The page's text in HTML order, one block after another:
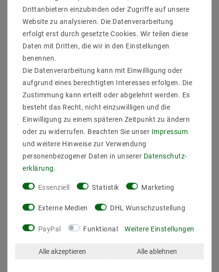
Baldachin 1-flammig
Nickel Ø 100 mm EC07
UVP 12,54 € 8,43 €
Artikel anzeigen
Lampensockel Chrom
EC426
UVP 10,99 € 5,96 €
Artikel anzeigen
Drittanbietern einzubinden oder Zugriffe auf unsere
Website zu analysieren. Die Datenverarbeitung
erfolgt erst durch gesetzte Cookies. Wir teilen diese
Daten mit Dritten, die wir in den Einstellungen
benennen.
Die Datenverarbeitung kann mit Einwilligung oder
aufgrund eines berechtigten Interesses erfolgen. Die
Zustimmung kann erteilt oder abgelehnt werden. Es
besteht das Recht, nicht einzuwilligen und die
Einwilligung zu einem späteren Zeitpunkt zu ändern
oder zu widerrufen. Beachten Sie unser Impressum
und weitere Hinweise zur Verwendung
personenbezogener Daten in unserer Daten­schutz­
erklärung
Essenziell Statistik Marketing
Externe Medien DHL Wunschzustellung
PayPal Funktional Weitere Einstellungen
Alle akzeptieren Alle ablehnen